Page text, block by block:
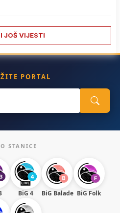
JOŠ VIJESTI
PORTAL
STANICE
BiG 4 BiG Balade BiG Folk